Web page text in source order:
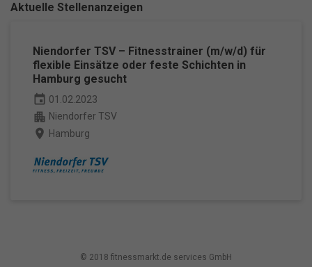
Aktuelle Stellenanzeigen
Niendorfer TSV – Fitnesstrainer (m/w/d) für
flexible Einsätze oder feste Schichten in
Hamburg gesucht
event 01.02.2023
apartment Niendorfer TSV
place Hamburg
© 2018 fitnessmarkt.de services GmbH
für die einwandfreie Funktion der Website erforderlich.
Marketing (1)
Marketing-Cookies werden von Drittanbietern oder Publishern
verwendet, um personalisierte Werbung anzuzeigen. Sie tun dies, indem
sie Besucher über Websites hinweg verfolgen.